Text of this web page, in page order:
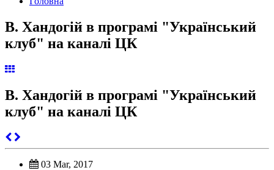
В. Хандогій в програмі "Український
клуб" на каналі ЦК
В. Хандогій в програмі "Український
клуб" на каналі ЦК
03 Mar, 2017